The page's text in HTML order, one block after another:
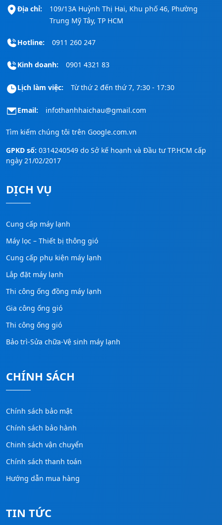
Địa chỉ:
109/13A Huỳnh Thị Hai, Khu phố 46, Phường
Trung Mỹ Tây, TP HCM
Hotline: 0911 260 247
Kinh doanh: 0901 4321 83
Lịch làm việc: Từ thứ 2 đến thứ 7, 7:30 - 17:30
Email: infothanhhaichau@gmail.com
Tìm kiếm chúng tôi trên Google.com.vn
GPKD số: 0314240549 do Sở kế hoạnh và Đầu tư TP.HCM cấp
ngày 21/02/2017
DỊCH VỤ
Cung cấp máy lạnh
Máy lọc – Thiết bị thông gió
Cung cấp phụ kiện máy lạnh
Lắp đặt máy lạnh
Thi công ống đồng máy lạnh
Gia công ống gió
Thi công ống gió
Bảo trì-Sửa chữa-Vệ sinh máy lạnh
CHÍNH SÁCH
Chính sách bảo mật
Chính sách bảo hành
Chinh sách vận chuyển
Chính sách thanh toán
Hướng dẫn mua hàng
TIN TỨC